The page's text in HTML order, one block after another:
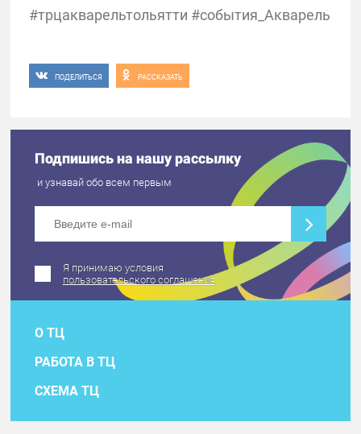
#трцакварельтольятти #события_Акварель
ПОДЕЛИТЬСЯ РАССКАЗАТЬ
Подпишись на нашу рассылку
и узнавай обо всем первым
Я принимаю условия
пользовательского соглашения
О ТЦ
РАБОТА В ТЦ
СХЕМА ТЦ